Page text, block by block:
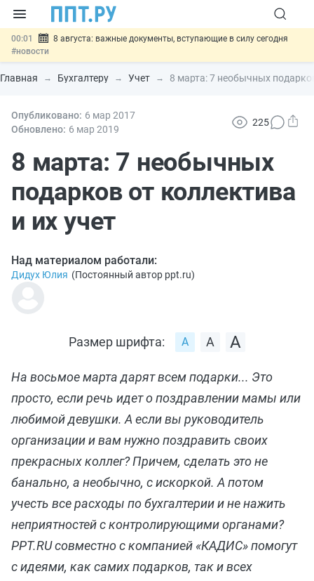
00:01
8 августа: важные документы, вступающие в силу сегодня
#новости
07.08 Подписан закон о блокировке продажи опасных товаров через
«Честный знак»#новости
07.08 Госпошлину за устранение ошибок в документах предлагают
отменить#новости
отношений
Главная Бухгалтеру Учет 8 марта: 7 необычных
Опубликовано: 6 мар 2017
Обновлено: 6 мар 2019
225
8 марта: 7 необычных
подарков от коллектива
и их учет
Над материалом работали:
Дидух Юлия (Постоянный автор ppt.ru)
Размер шрифта:
На восьмое марта дарят всем подарки... Это
просто, если речь идет о поздравлении мамы или
любимой девушки. А если вы руководитель
организации и вам нужно поздравить своих
прекрасных коллег? Причем, сделать это не
банально, а необычно, с искоркой. А потом
учесть все расходы по бухгалтерии и не нажить
неприятностей с контролирующими органами?
PPT.RU совместно с компанией «КАДИС» помогут
с идеями, как самих подарков, так и всех